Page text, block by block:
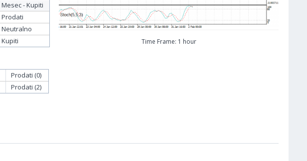
Time Frame: 1 hour
Mesec - Kupiti
Prodati
Neutralno
Kupiti
Prodati (0)
Prodati (2)